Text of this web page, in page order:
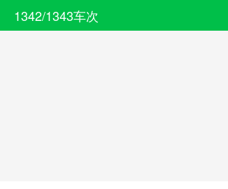
1342/1343车次